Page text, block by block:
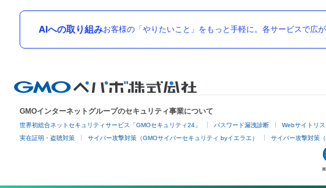
AIへの取り組みお客様の「やりたいこと」をもっと手軽に。各サービスで広
GMOインターネットグループのセキュリティ事業について
世界初総合ネットセキュリティサービス「GMOセキュリティ24」 パスワード漏洩診断 Webサイトリ
実在証明・盗聴対策 サイバー攻撃対策（GMOサイバーセキュリティ byイエラエ） サイバー攻撃対策